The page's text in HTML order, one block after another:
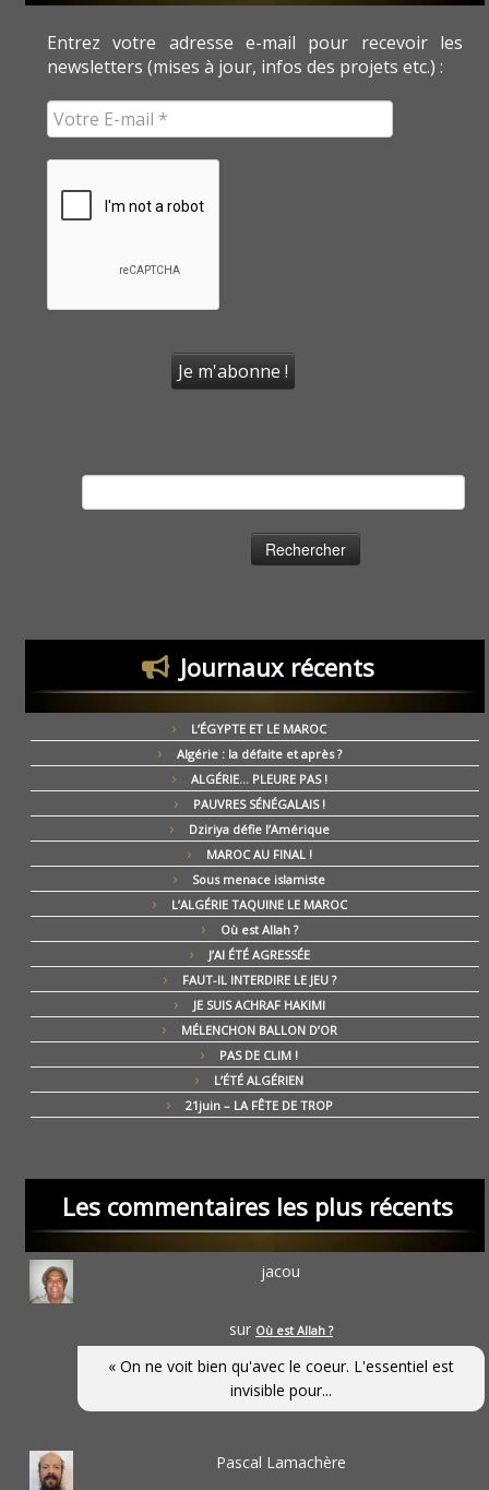
Entrez votre adresse e-mail pour recevoir les
newsletters (mises à jour, infos des projets etc.) :
Journaux récents
L’ÉGYPTE ET LE MAROC
Algérie : la défaite et après ?
ALGÉRIE… PLEURE PAS !
PAUVRES SÉNÉGALAIS !
Dziriya défie l’Amérique
MAROC AU FINAL !
Sous menace islamiste
L’ALGÉRIE TAQUINE LE MAROC
Où est Allah ?
J’AI ÉTÉ AGRESSÉE
FAUT-IL INTERDIRE LE JEU ?
JE SUIS ACHRAF HAKIMI
MÉLENCHON BALLON D’OR
PAS DE CLIM !
L’ÉTÉ ALGÉRIEN
21juin – LA FÊTE DE TROP
Les commentaires les plus récents
jacou
sur Où est Allah ?
« On ne voit bien qu'avec le coeur. L'essentiel est
invisible pour...
Pascal Lamachère